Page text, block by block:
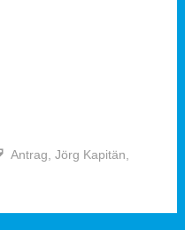
Antrag Jörg Kapitän